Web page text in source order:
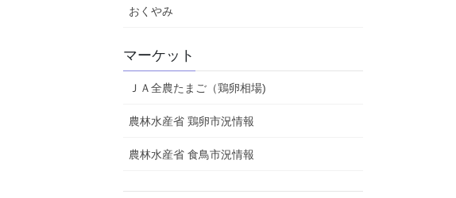
おくやみ
マーケット
ＪＡ全農たまご（鶏卵相場)
農林水産省 鶏卵市況情報
農林水産省 食鳥市況情報